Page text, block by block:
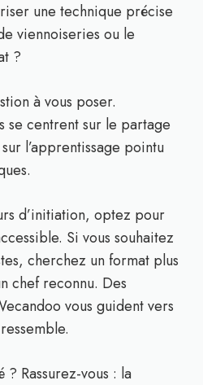
une technique précise
viennoiseries ou le
?
à vous poser.
se centrent sur le partage
l’apprentissage pointu
d’initiation, optez pour
Si vous souhaitez
cherchez un format plus
chef reconnu. Des
vous guident vers
Rassurez-vous : la